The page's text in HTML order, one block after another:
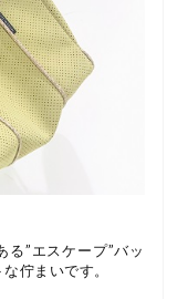
”エスケープ”バッ
佇まいです。